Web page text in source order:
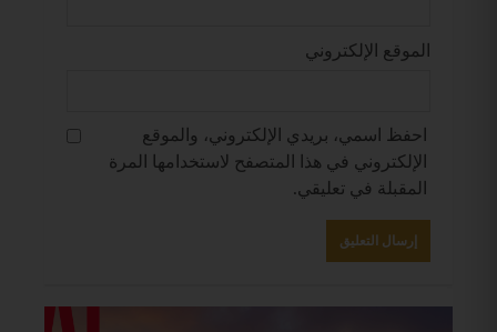
الموقع الإلكتروني
احفظ اسمي، بريدي الإلكتروني، والموقع
الإلكتروني في هذا المتصفح لاستخدامها المرة
المقبلة في تعليقي.